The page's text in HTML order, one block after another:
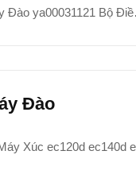
Bộ Điều Khiển Cho Hitachi zx260-5g
Đào
ec220d ec250d ec300d ec350d ec380d 14640102